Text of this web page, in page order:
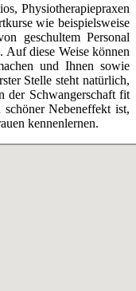
Physiotherapiepraxen
wie beispielsweise
geschultem Personal
Auf diese Weise können
und Ihnen sowie
Stelle steht natürlich,
der Schwangerschaft fit
Nebeneffekt ist,
kennenlernen.